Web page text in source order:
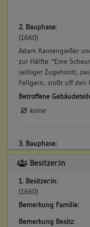
2. Bauphase:
(1660)
Adam Kantengießer
zur Hälfte: "Eine
selbiger Zugehördt,
Fellgern, stoßt uff den
Betroffene
keine
3. Bauphase:
(1695)
Heinrich Schleicher
erwerben die Scheuer
Vermögen des Hans
verkauft später die
Auchter: "Eine gantze
dem Weeg und Herrn
Besitzer:in
1. Besitzer:in:
(1660)
Bemerkung Familie:
Bemerkung Besitz: